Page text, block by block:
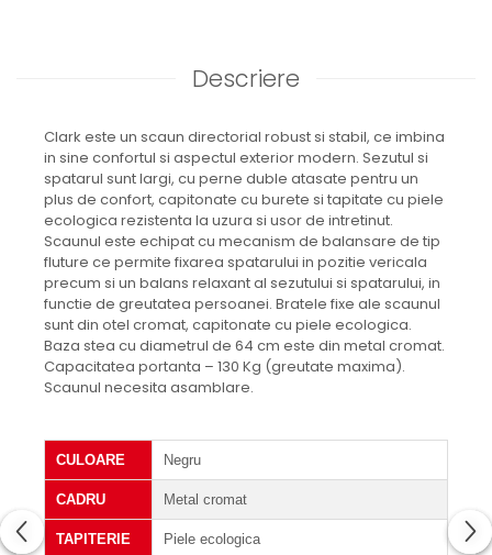
Descriere
Clark este un scaun directorial robust si stabil, ce imbina
in sine confortul si aspectul exterior modern. Sezutul si
spatarul sunt largi, cu perne duble atasate pentru un
plus de confort, capitonate cu burete si tapitate cu piele
ecologica rezistenta la uzura si usor de intretinut.
Scaunul este echipat cu mecanism de balansare de tip
fluture ce permite fixarea spatarului in pozitie vericala
precum si un balans relaxant al sezutului si spatarului, in
functie de greutatea persoanei. Bratele fixe ale scaunul
sunt din otel cromat, capitonate cu piele ecologica.
Baza stea cu diametrul de 64 cm este din metal cromat.
Capacitatea portanta – 130 Kg (greutate maxima).
Scaunul necesita asamblare.
CULOARE Negru
CADRU Metal cromat
TAPITERIE Piele ecologica